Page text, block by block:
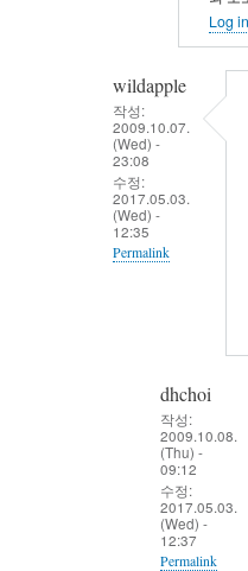
Log in
wildapple
작성:
2009.10.07.
(Wed) -
23:08
수정:
2017.05.03.
(Wed) -
12:35
Permalink
dhchoi
작성:
2009.10.08.
(Thu) -
09:12
수정:
2017.05.03.
(Wed) -
12:37
Permalink